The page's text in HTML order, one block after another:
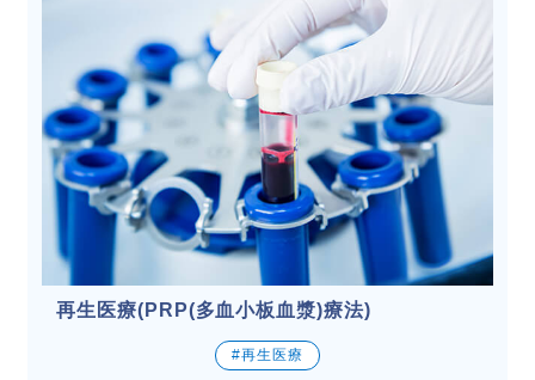
再生医療(PRP(多血小板血漿)療法)
#再生医療